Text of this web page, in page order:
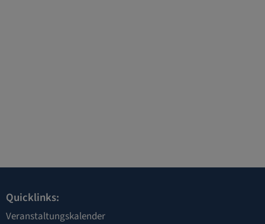
Quicklinks:
Veranstaltungskalender